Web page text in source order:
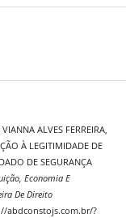
ALVES FERREIRA,
À LEGITIMIDADE DE
DE SEGURANÇA
Economia E
De Direito
abdconstojs.com.br/?